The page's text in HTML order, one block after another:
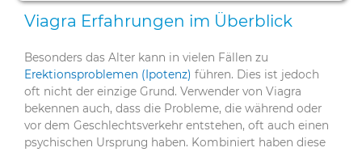
Viagra Erfahrungen im Überblick
Besonders das Alter kann in vielen Fällen zu
Erektionsproblemen (Ipotenz) führen. Dies ist jedoch
oft nicht der einzige Grund. Verwender von Viagra
bekennen auch, dass die Probleme, die während oder
vor dem Geschlechtsverkehr entstehen, oft auch einen
psychischen Ursprung haben. Kombiniert haben diese